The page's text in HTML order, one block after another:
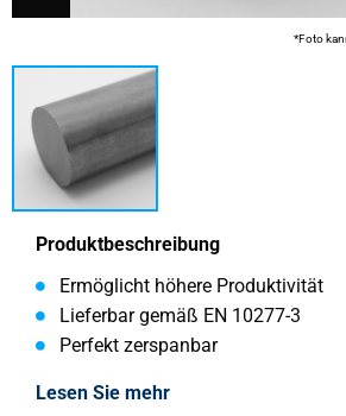
*Foto
Produktbeschreibung
Ermöglicht höhere Produktivität
Lieferbar gemäß EN 10277-3
Perfekt zerspanbar
Lesen Sie mehr